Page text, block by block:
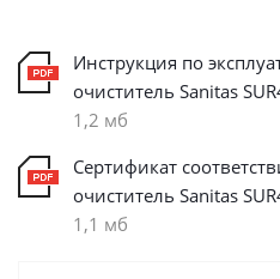
Инструкция по
очиститель Sanitas
1,2 мб
Сертификат
очиститель Sanitas
1,1 мб